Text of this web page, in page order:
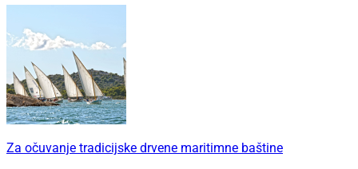
Za očuvanje tradicijske drvene maritimne baštine